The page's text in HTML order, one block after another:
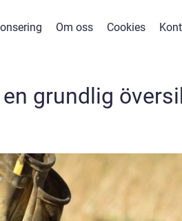
Om oss Cookies
grundlig